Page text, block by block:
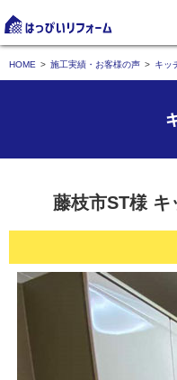
HOME 施工実績・お客様の声 キッ
藤枝市ST様 キ